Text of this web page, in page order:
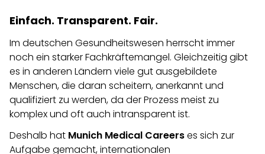
Einfach. Transparent. Fair.
Im deutschen Gesundheitswesen herrscht immer
noch ein starker Fachkräftemangel. Gleichzeitig gibt
es in anderen Ländern viele gut ausgebildete
Menschen, die daran scheitern, anerkannt und
qualifiziert zu werden, da der Prozess meist zu
komplex und oft auch intransparent ist.
Deshalb hat Munich Medical Careerses sich zur
Aufgabe gemacht,internationalen